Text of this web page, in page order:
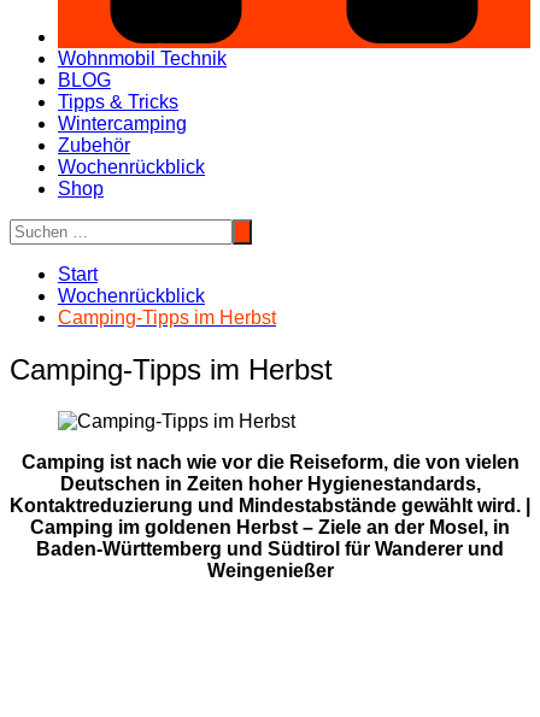
Wohnmobil Technik
BLOG
Tipps & Tricks
Wintercamping
Zubehör
Wochenrückblick
Shop
Start
Wochenrückblick
Camping-Tipps im Herbst
Camping-Tipps im Herbst
Camping ist nach wie vor die Reiseform, die von vielen
Deutschen in Zeiten hoher Hygienestandards,
Kontaktreduzierung und Mindestabstände gewählt wird. |
Camping im goldenen Herbst – Ziele an der Mosel, in
Baden-Württemberg und Südtirol für Wanderer und
Weingenießer